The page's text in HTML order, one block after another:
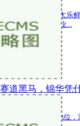
来！11月22日，太太乐
学、研资源，为行业...
道黑马，锦华凭
费人群中占主力地位